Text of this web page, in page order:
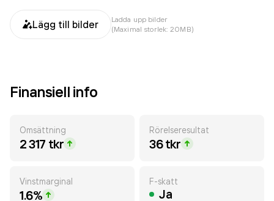
Lägg till bilder
Ladda upp bilder
(Maximal storlek: 20MB)
Finansiell info
Omsättning
2 317 tkr
Rörelseresultat
36 tkr
Vinstmarginal
1.6%
F-skatt
Ja